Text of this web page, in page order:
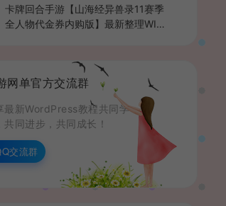
端+详细搭建教程+视频教程
卡牌回合手游【山海经异兽录11赛季
全人物代金券内购版】最新整理WIN
网单官方交流群
最新WordPress教程共同学
共同进步，共同成长！
交流群